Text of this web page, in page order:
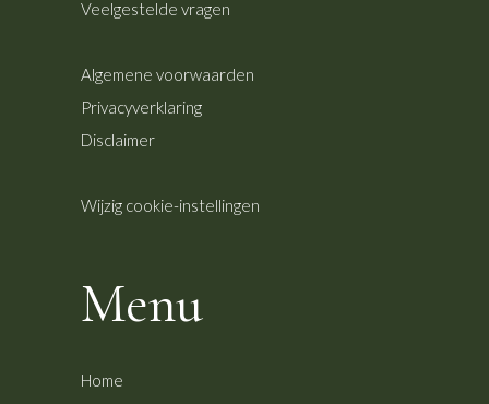
Veelgestelde vragen
Algemene voorwaarden
Privacyverklaring
Disclaimer
Wijzig cookie-instellingen
Menu
Home